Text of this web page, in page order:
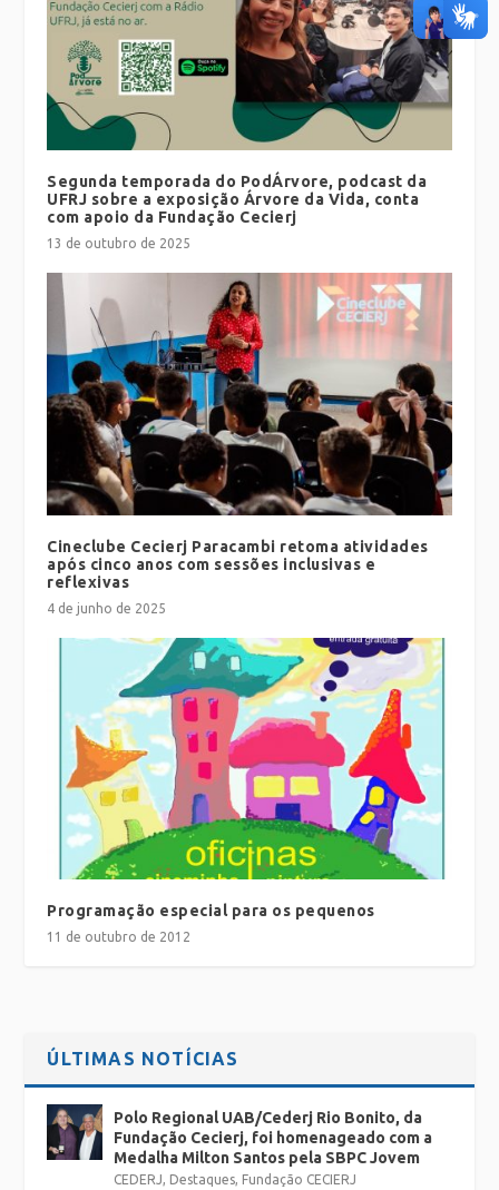
Segunda temporada do PodÁrvore, podcast da
UFRJ sobre a exposição Árvore da Vida, conta
com apoio da Fundação Cecierj
13 de outubro de 2025
Cineclube Cecierj Paracambi retoma atividades
após cinco anos com sessões inclusivas e
reflexivas
4 de junho de 2025
Programação especial para os pequenos
11 de outubro de 2012
ÚLTIMAS NOTÍCIAS
Polo Regional UAB/Cederj Rio Bonito, da
Fundação Cecierj, foi homenageado com a
Medalha Milton Santos pela SBPC Jovem
CEDERJ, Destaques, Fundação CECIERJ